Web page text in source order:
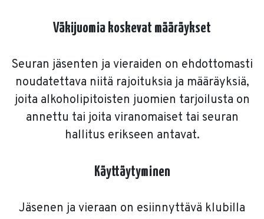
Väkijuomia koskevat määräykset
Seuran jäsenten ja vieraiden on ehdottomasti
noudatettava niitä rajoituksia ja määräyksiä,
joita alkoholipitoisten juomien tarjoilusta on
annettu tai joita viranomaiset tai seuran
hallitus erikseen antavat.
Käyttäytyminen
Jäsenen ja vieraan on esiinnyttävä klubilla